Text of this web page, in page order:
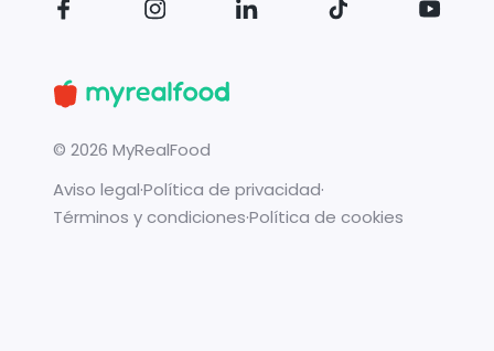
© 2026 MyRealFood
Aviso legal·Política de privacidad·
Términos y condiciones·Política de cookies